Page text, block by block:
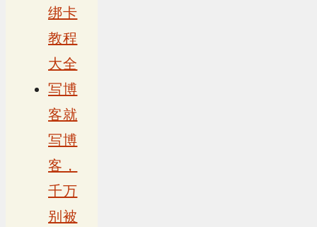
绑卡
教程
大全
写博
客就
写博
客，
千万
别被